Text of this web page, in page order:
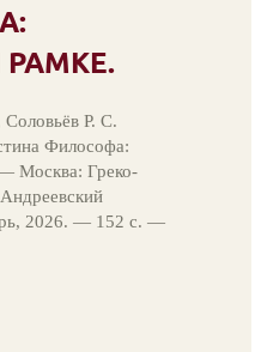
Р. С.
Философа:
Москва: Греко-
2026. — 152 с. —